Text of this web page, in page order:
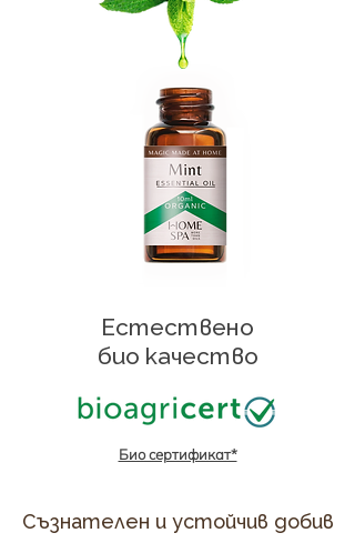
Естествено
био качество
Био сертификат*
Съзнателен и устойчив добив